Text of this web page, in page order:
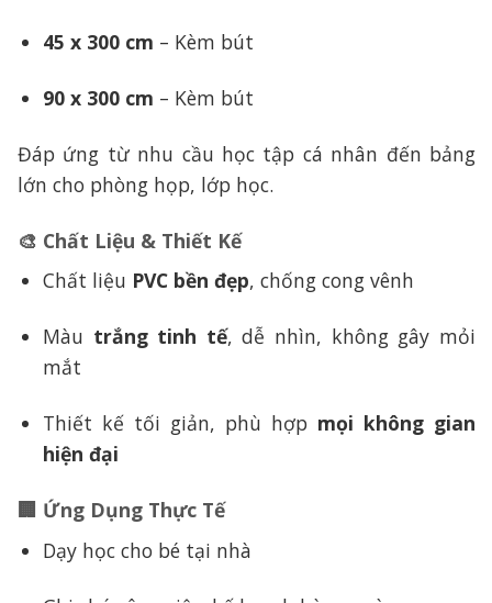
45 x 300 cm – Kèm bút
90 x 300 cm – Kèm bút
Đáp ứng từ nhu cầu học tập cá nhân đến bảng
lớn cho phòng họp, lớp học.
🎨 Chất Liệu & Thiết Kế
Chất liệu PVC bền đẹp, chống cong vênh
Màu trắng tinh tế, dễ nhìn, không gây mỏi
mắt
Thiết kế tối giản, phù hợp mọi không gian
hiện đại
🏢 Ứng Dụng Thực Tế
Dạy học cho bé tại nhà